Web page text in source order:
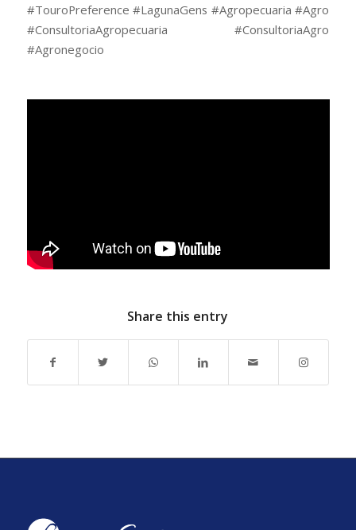
#TouroPreference #LagunaGens #Agropecuaria #Agro
#ConsultoriaAgropecuaria #ConsultoriaAgro
#Agronegocio
Share this entry